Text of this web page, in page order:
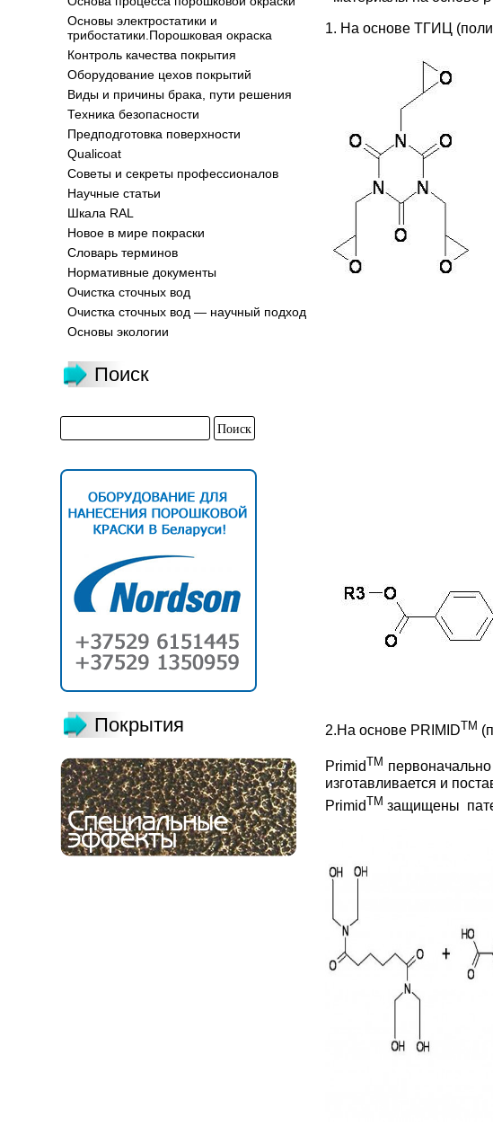
Основы электростатики и
трибостатики.Порошковая окраска
Контроль качества покрытия
Оборудование цехов покрытий
Виды и причины брака, пути решения
Техника безопасности
Предподготовка поверхности
Qualicoat
Советы и секреты профессионалов
Научные статьи
Шкала RAL
Новое в мире покраски
Словарь терминов
Нормативные документы
Очистка сточных вод
Очистка сточных вод — научный подход
Основы экологии
Поиск
Покрытия
1. На основе ТГИЦ
2.На основе PRIMIDTM
PrimidTM
изготавливается и
PrimidTM защищены